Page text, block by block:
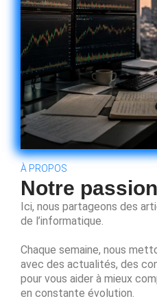
À PROPOS
Notre
Ici, nous partageons des
de l’informatique.
Chaque semaine, nous
avec des actualités, des
pour vous aider à mieux
en constante évolution.